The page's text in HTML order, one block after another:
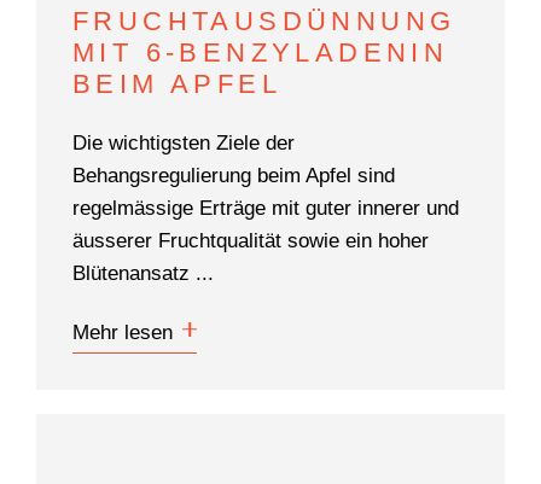
FRUCHTAUSDÜNNUNG
MIT 6-BENZYLADENIN
BEIM APFEL
Die wichtigsten Ziele der
Behangsregulierung beim Apfel sind
regelmässige Erträge mit guter innerer und
äusserer Fruchtqualität sowie ein hoher
Blütenansatz ...
Mehr lesen